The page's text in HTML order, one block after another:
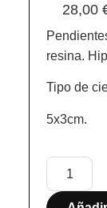
28,00
resina.
Tipo de
5x3cm.